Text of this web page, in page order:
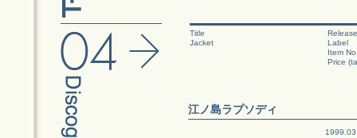
Title
Jacket
Label
Item
Price
江ノ島ラプソディ